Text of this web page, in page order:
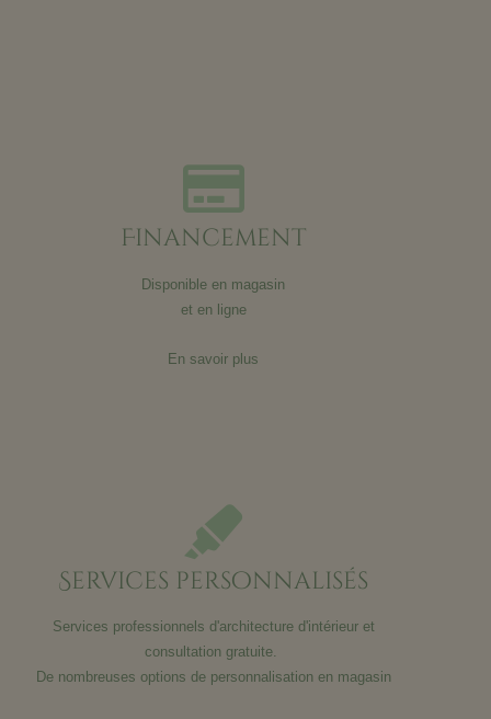
Financement
Disponible en magasin
et en ligne
En savoir plus
Services personnalisés
Services professionnels d'architecture d'intérieur et
consultation gratuite.
De nombreuses options de personnalisation en magasin